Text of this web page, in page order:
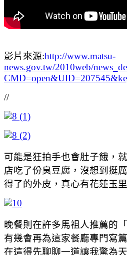
影片來源:http://www.matsu-
news.gov.tw/2010web/
//
可能是狂拍手也會肚子餓，
店吃了份臭豆腐，沒想到挺
得了的外皮，真心有花蓮玉
晚餐則在許多馬祖人推薦的
有幾會再為這家餐廳專門寫
在這得先聊聊一道讓我驚為